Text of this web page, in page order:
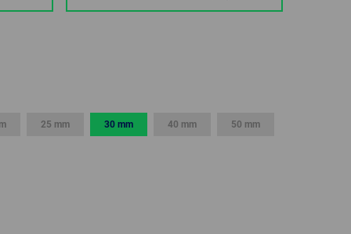
SWITZERLAND
25 mm 30 mm 40 mm 50 mm